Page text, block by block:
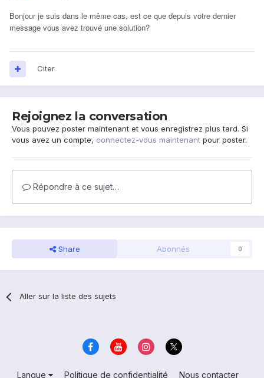
Bonjour je suis dans le même cas, est ce que depuis votre dernier
message vous avez trouvé une solution?
Citer
Rejoignez la conversation
Vous pouvez poster maintenant et vous enregistrez plus tard. Si
vous avez un compte, connectez-vous maintenant pour poster.
Répondre à ce sujet…
Share Abonnés 0
Aller sur la liste des sujets
Langue Politique de confidentialité Nous contacter